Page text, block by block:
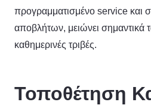
προγραμματισμένο service και
αποβλήτων, μειώνει σημαντικά
καθημερινές τριβές.
Τοποθέτηση